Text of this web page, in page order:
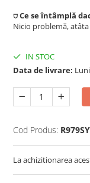
⛉ Ce se întâmplă
Nicio problemă,
IN STOC
Data de livrare:
Cod Produs:
La achizitionarea